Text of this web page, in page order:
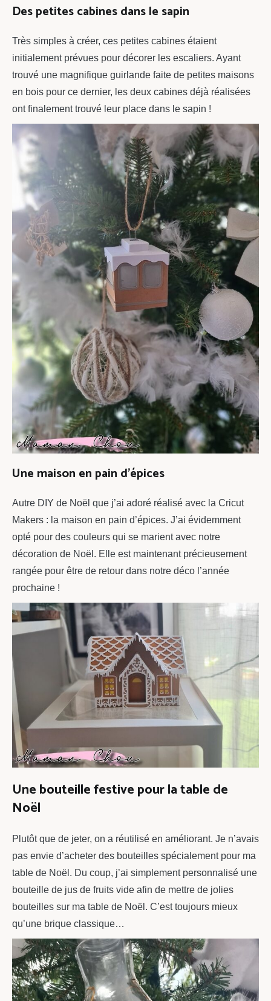
Des petites cabines dans le sapin
Très simples à créer, ces petites cabines étaient
initialement prévues pour décorer les escaliers. Ayant
trouvé une magnifique guirlande faite de petites maisons
en bois pour ce dernier, les deux cabines déjà réalisées
ont finalement trouvé leur place dans le sapin !
Une maison en pain d’épices
Autre DIY de Noël que j’ai adoré réalisé avec la Cricut
Makers : la maison en pain d’épices. J’ai évidemment
opté pour des couleurs qui se marient avec notre
décoration de Noël. Elle est maintenant précieusement
rangée pour être de retour dans notre déco l’année
prochaine !
Une bouteille festive pour la table de
Noël
Plutôt que de jeter, on a réutilisé en améliorant. Je n’avais
pas envie d’acheter des bouteilles spécialement pour ma
table de Noël. Du coup, j’ai simplement personnalisé une
bouteille de jus de fruits vide afin de mettre de jolies
bouteilles sur ma table de Noël. C’est toujours mieux
qu’une brique classique…